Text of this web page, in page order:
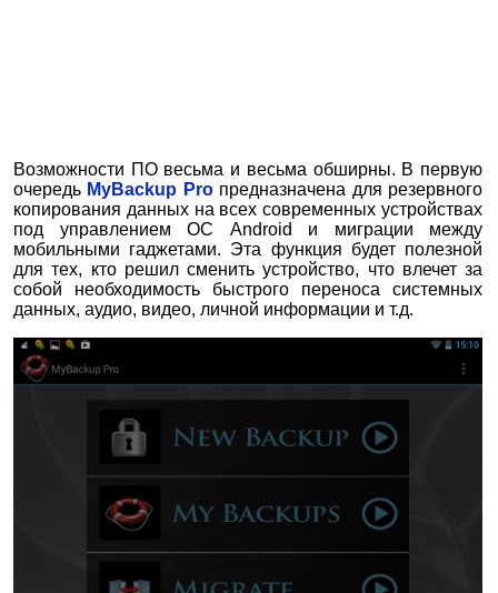
Возможности ПО весьма и весьма обширны. В первую
очередь MyBackup Proпредназначена для резервного
копирования данных на всех современных устройствах
под управлением ОС Android и миграции между
мобильными гаджетами. Эта функция будет полезной
для тех, кто решил сменить устройство, что влечет за
собой необходимость быстрого переноса системных
данных, аудио, видео, личной информации и т.д.